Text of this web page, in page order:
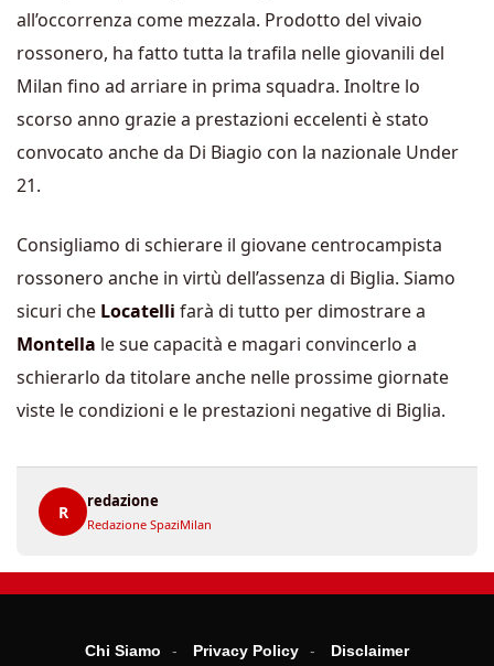
all’occorrenza come mezzala. Prodotto del vivaio
rossonero, ha fatto tutta la trafila nelle giovanili del
Milan fino ad arriare in prima squadra. Inoltre lo
scorso anno grazie a prestazioni eccelenti è stato
convocato anche da Di Biagio con la nazionale Under
21.
Consigliamo di schierare il giovane centrocampista
rossonero anche in virtù dell’assenza di Biglia. Siamo
sicuri che Locatelli farà di tutto per dimostrare a
Montella le sue capacità e magari convincerlo a
schierarlo da titolare anche nelle prossime giornate
viste le condizioni e le prestazioni negative di Biglia.
R
redazione
Redazione SpaziMilan
Chi Siamo Privacy Policy Disclaimer